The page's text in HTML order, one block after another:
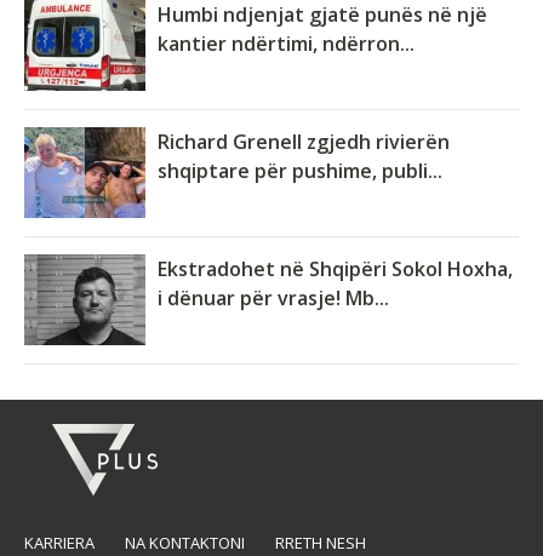
Humbi ndjenjat gjatë punës në një
kantier ndërtimi, ndërron...
Richard Grenell zgjedh rivierën
shqiptare për pushime, publi...
Ekstradohet në Shqipëri Sokol Hoxha,
i dënuar për vrasje! Mb...
KARRIERA NA KONTAKTONI RRETH NESH